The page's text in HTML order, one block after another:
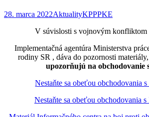
28. marca 2022AktualityKPPPKE
V súvislosti s vojnovým konfliktom
Implementačná agentúra Ministerstva
rodiny SR , dáva do pozornosti materiály,
upozorňujú na
Nestaňte sa obeťou obchodovania
Nestaňte sa obeťou obchodovania